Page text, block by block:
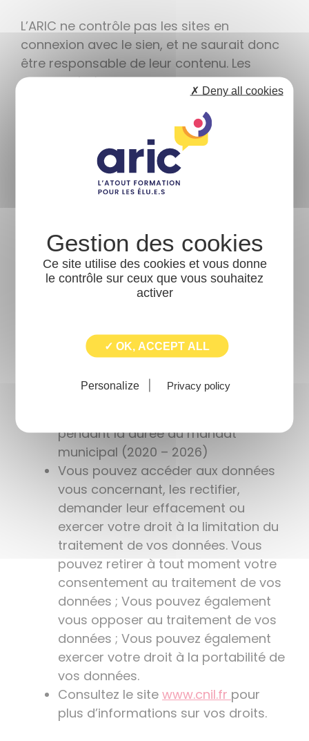
L’ARIC ne contrôle pas les sites en
connexion avec le sien, et ne saurait donc
être responsable de leur contenu. Les
risques liés à l’utilisation de ces sites
incombent pleinement à l’utilisateur. Il se
conformera à leurs conditions d’utilisation.
PROTECTIONS DES DONNÉES
un fichier informatisé par Luc
Foucault Président de l’Aric pour
gérer les inscriptions aux formations
et les services liés aux adhésions.
communiquées aux seuls
destinataires suivants : les
personnes chargées du secrétariat
pendant la durée du mandat
municipal (2020 – 2026)
Vous pouvez accéder aux données
vous concernant, les rectifier,
demander leur effacement ou
exercer votre droit à la limitation du
traitement de vos données. Vous
pouvez retirer à tout moment votre
consentement au traitement de vos
données ; Vous pouvez également
vous opposer au traitement de vos
données ; Vous pouvez également
exercer votre droit à la portabilité de
vos données.
Consultez le site www.cnil.fr pour
plus d’informations sur vos droits.
Ce site utilise des cookies et vous donne
le contrôle sur ceux que vous souhaitez
activer
✓ OK, ACCEPT ALL
✗ Deny all cookies
Personalize Privacy policy